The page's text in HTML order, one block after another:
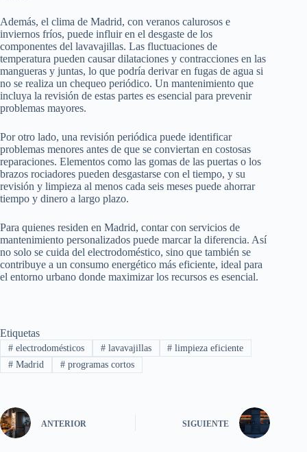
Además, el clima de Madrid, con veranos calurosos e
inviernos fríos, puede influir en el desgaste de los
componentes del lavavajillas. Las fluctuaciones de
temperatura pueden causar dilataciones y contracciones en las
mangueras y juntas, lo que podría derivar en fugas de agua si
no se realiza un chequeo periódico. Un mantenimiento que
incluya la revisión de estas partes es esencial para prevenir
problemas mayores.
Por otro lado, una revisión periódica puede identificar
problemas menores antes de que se conviertan en costosas
reparaciones. Elementos como las gomas de las puertas o los
brazos rociadores pueden desgastarse con el tiempo, y su
revisión y limpieza al menos cada seis meses puede ahorrar
tiempo y dinero a largo plazo.
Para quienes residen en Madrid, contar con servicios de
mantenimiento personalizados puede marcar la diferencia. Así
no solo se cuida del electrodoméstico, sino que también se
contribuye a un consumo energético más eficiente, ideal para
el entorno urbano donde maximizar los recursos es esencial.
Etiquetas
#electrodomésticos #lavavajillas # limpieza eficiente
#Madrid #programas cortos
ANTERIOR SIGUIENTE